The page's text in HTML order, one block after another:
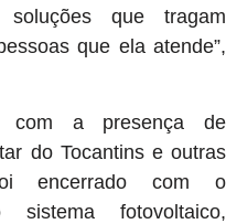
soluções que tragam
que ela atende”,
com a presença de
do Tocantins e outras
encerrado com o
sistema fotovoltaico,